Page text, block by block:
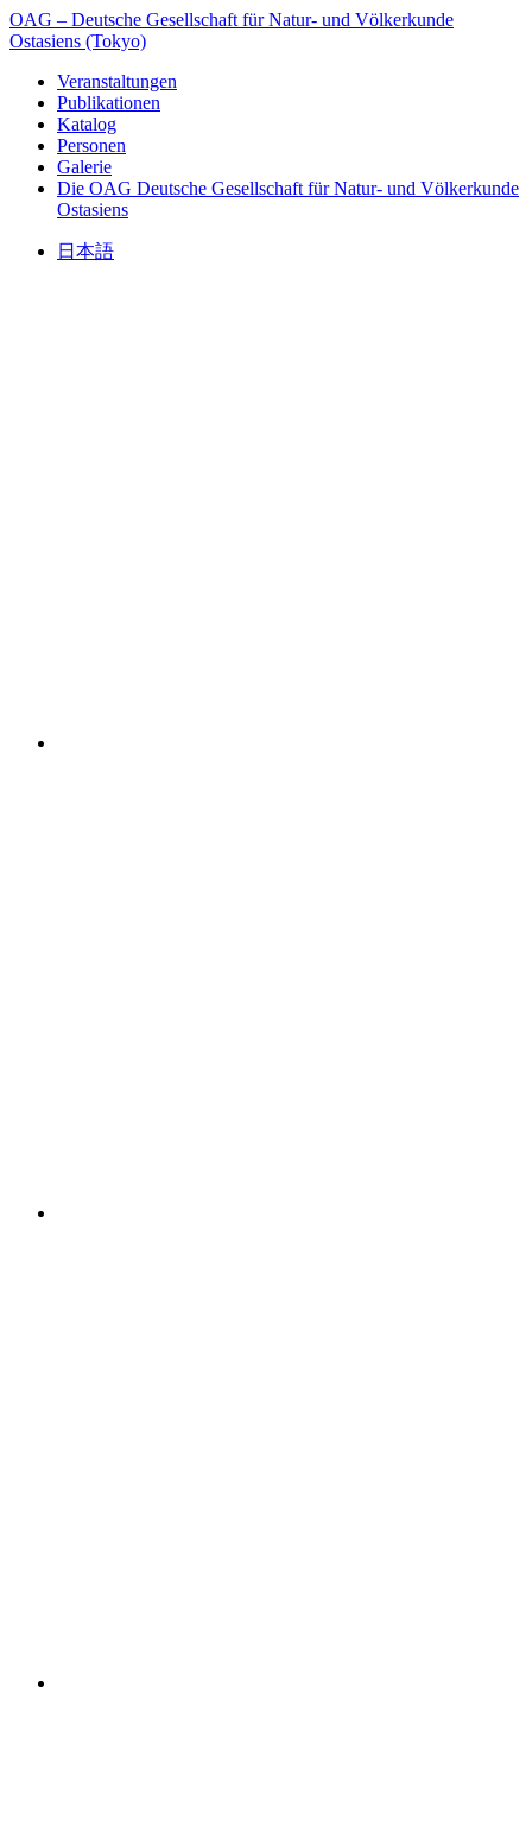
OAG – Deutsche Gesellschaft für Natur- und Völkerkunde
Ostasiens (Tokyo)
Veranstaltungen
Publikationen
Katalog
Personen
Galerie
Die OAG Deutsche Gesellschaft für Natur- und Völkerkunde
Ostasiens
日本語